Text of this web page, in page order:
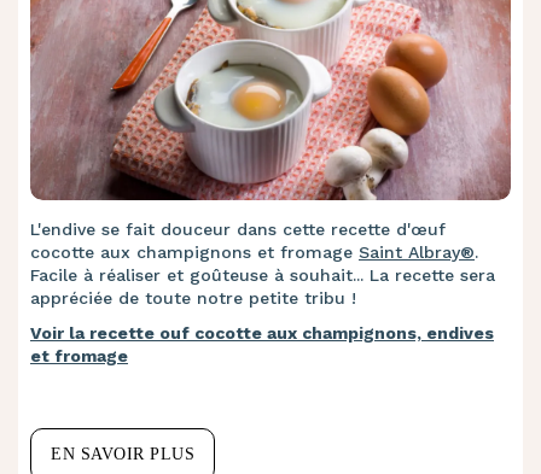
L'endive se fait douceur dans cette recette d'œuf
cocotte aux champignons et fromage Saint Albray®.
Facile à réaliser et goûteuse à souhait... La recette sera
appréciée de toute notre petite tribu !
Voir la recette ouf cocotte aux champignons, endives
et fromage
EN SAVOIR PLUS